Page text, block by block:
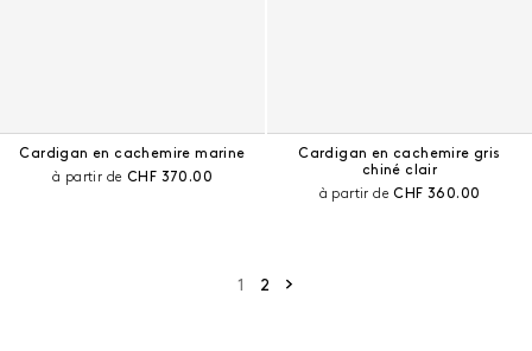
Cardigan en cachemire marine
à partir de Prix courant :
CHF 370.00
Cardigan en cachemire gris
chiné clair
à partir dePrix courant :
CHF 360.00
1 2